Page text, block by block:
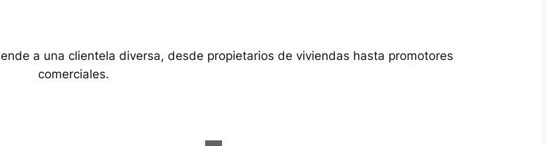
a una clientela diversa, desde propietarios de viviendas hasta promotores
comerciales.